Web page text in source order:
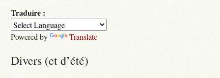
Traduire :
Powered by Translate
Divers (et d’été)